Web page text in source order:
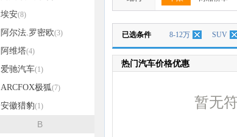
埃安(8)
阿尔法.罗密欧(3)
阿维塔(4)
爱驰汽车(1)
ARCFOX极狐(7)
安徽猎豹(1)
B
已选条件 8-12万 SUV
热门汽车价格优惠
暂无